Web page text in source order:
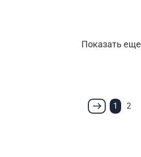
Показать еще
1 2